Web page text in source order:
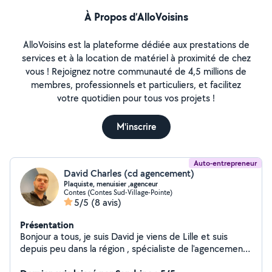
À Propos d’AlloVoisins
AlloVoisins est la plateforme dédiée aux prestations de
services et à la location de matériel à proximité de chez
vous ! Rejoignez notre communauté de 4,5 millions de
membres, professionnels et particuliers, et facilitez
votre quotidien pour tous vos projets !
M'inscrire
Auto-entrepreneur
David Charles (cd agencement)
Plaquiste, menuisier ,agenceur
Contes (Contes Sud-Village-Pointe)
5/5 (8 avis)
Présentation
Bonjour a tous, je suis David je viens de Lille et suis
depuis peu dans la région , spécialiste de l'agencement